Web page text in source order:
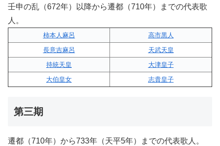
壬申の乱（672年）以降から遷都（710年）までの代表歌
人。
柿本人麻呂
高市黒人
長意吉麻呂
天武天皇
持統天皇
大津皇子
大伯皇女
志貴皇子
第三期
遷都（710年）から733年（天平5年）までの代表歌人。